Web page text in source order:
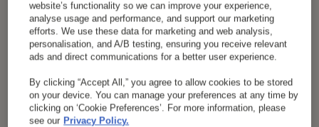
website’s functionality so we can improve your experience,
analyse usage and performance, and support our marketing
efforts. We use these data for marketing and web analysis,
personalisation, and A/B testing, ensuring you receive relevant
ads and direct communications for a better user experience.
By clicking “Accept All,” you agree to allow cookies to be stored
on your device. You can manage your preferences at any time by
clicking on ‘Cookie Preferences’. For more information, please
see our Privacy Policy.